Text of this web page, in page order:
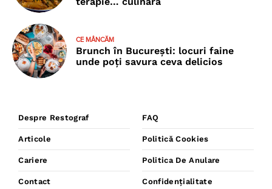
CE MÂNCĂM
Brunch în București: locuri faine
unde poţi savura ceva delicios
Despre Restograf
Articole
Cariere
Contact
FAQ
Politică Cookies
Politica De Anulare
Confidențialitate